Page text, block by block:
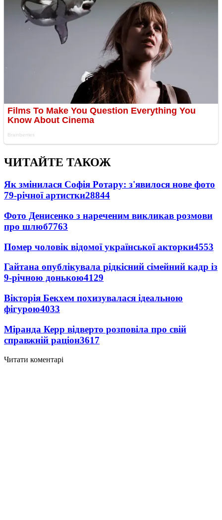
ЧИТАЙТЕ ТАКОЖ
Як змінилася Софія Ротару: з'явилося нове фото
79-річної артистки28844
Фото Денисенко з нареченим викликав розмови
про шлюб7763
Помер чоловік відомої української акторки4553
Гайтана опублікувала рідкісний сімейний кадр із
9-річною донькою4129
Вікторія Бекхем похизувалася ідеальною
фігурою4033
Міранда Керр відверто розповіла про свій
справжній раціон3617
Читати коментарі